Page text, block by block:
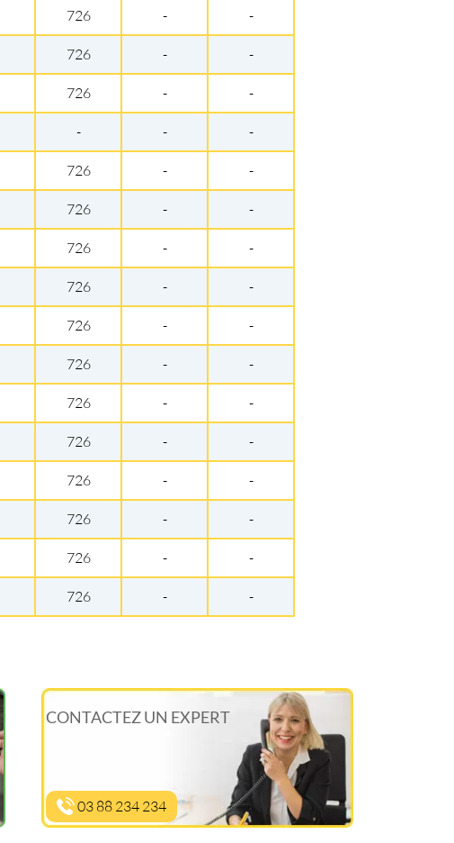
726 - -
726 - -
726 - -
- - -
726 - -
726 - -
726 - -
726 - -
726 - -
726 - -
726 - -
726 - -
726 - -
726 - -
726 - -
726 -
-
CONTACTEZ UN EXPERT
03 88 234 234